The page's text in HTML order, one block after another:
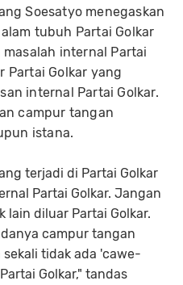
Soesatyo menegaskan
tubuh Partai Golkar
internal Partai
Partai Golkar yang
internal Partai Golkar.
campur tangan
istana.
terjadi di Partai Golkar
Partai Golkar. Jangan
diluar Partai Golkar.
campur tangan
sekali tidak ada 'cawe-
Golkar," tandas